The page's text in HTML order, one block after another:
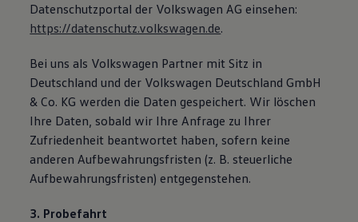
Datenschutzportal der Volkswagen AG einsehen:
https://datenschutz.volkswagen.de.
Bei uns als Volkswagen Partner mit Sitz in
Deutschland und der Volkswagen Deutschland GmbH
& Co. KG werden die Daten gespeichert. Wir löschen
Ihre Daten, sobald wir Ihre Anfrage zu Ihrer
Zufriedenheit beantwortet haben, sofern keine
anderen Aufbewahrungsfristen (z. B. steuerliche
Aufbewahrungsfristen) entgegenstehen.
3. Probefahrt